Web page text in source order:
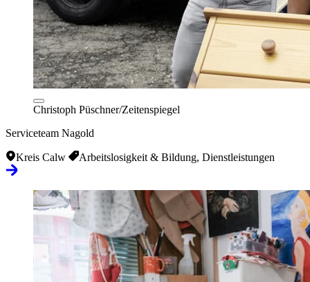
Christoph Püschner/Zeitenspiegel
Serviceteam Nagold
Kreis Calw Arbeitslosigkeit & Bildung, Dienstleistungen